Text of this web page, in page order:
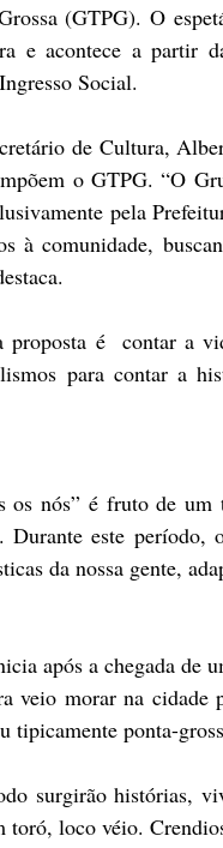
(GTPG). O
e acontece a partir
Social.
de Cultura,
o GTPG. “O
pela
à comunidade,
proposta é  contar a
para contar a
os nós” é fruto de
Durante este período,
da nossa gente,
após a chegada de
veio morar na
tipicamente ponta-
surgirão histórias,
toró, loco véio.